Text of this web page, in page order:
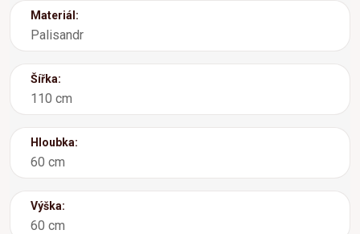
Materiál:
Palisandr
Šířka:
110 cm
Hloubka:
60 cm
Výška:
60 cm